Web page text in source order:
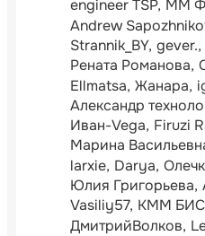
engineer TSP ММ
Andrew
Strannik_BY gever.
Рената Романова
Ellmatsa Жанара
Александр
Иван-Vega Firuzi
Марина
larxie Darya
Юлия Григорьева
Vasiliy57 КММ БИС
ДмитрийВолков